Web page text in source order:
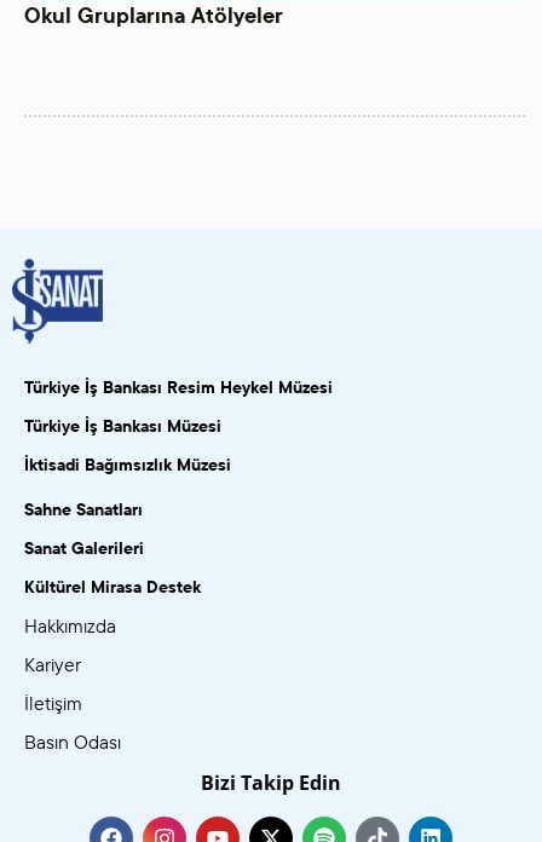
Okul Gruplarına Atölyeler
Türkiye İş Bankası Resim Heykel Müzesi
Türkiye İş Bankası Müzesi
İktisadi Bağımsızlık Müzesi
Sahne Sanatları
Sanat Galerileri
Kültürel Mirasa Destek
Hakkımızda
Kariyer
İletişim
Basın Odası
Bizi Takip Edin